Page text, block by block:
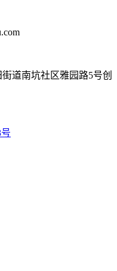
道南坑社区雅园路5号创